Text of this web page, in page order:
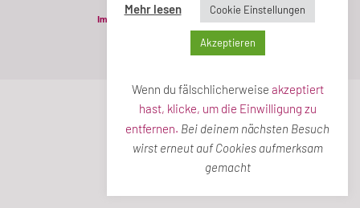
Impressum
© Die neue Mitte 2022
Mehr lesen
Cookie Einstellungen
Akzeptieren
Wenn du fälschlicherweise akzeptiert
hast, klicke, um die Einwilligung zu
entfernen. Bei deinem nächsten Besuch
wirst erneut auf Cookies aufmerksam
gemacht